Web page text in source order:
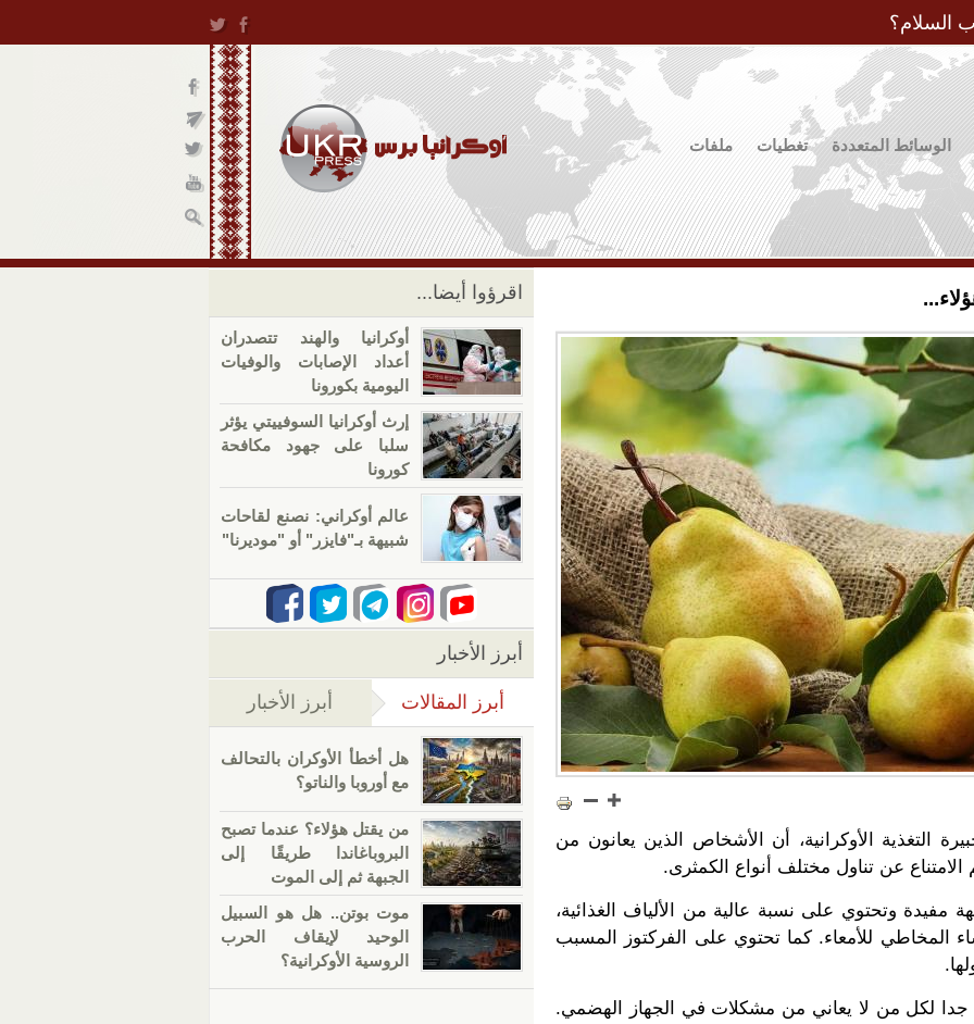
السلام؟
الوسائط المتعددة تغطيات ملفات
التغذية الأوكرانية، أن الأشخاص الذين يعانون من
عن تناول مختلف أنواع الكمثرى.
مفيدة وتحتوي على نسبة عالية من الألياف الغذائية،
المخاطي للأمعاء. كما تحتوي على الفركتوز المسبب
جدا لكل من لا يعاني من مشكلات في الجهاز الهضمي.
اقرؤوا أيضا...
أوكرانيا والهند تتصدران
أعداد الإصابات والوفيات
اليومية بكورونا
إرث أوكرانيا السوفييتي يؤثر
سلبا على جهود مكافحة
كورونا
عالم أوكراني: نصنع لقاحات
شبيهة بـ"فايزر" أو "موديرنا"
أبرز الأخبار
أبرز المقالات (علامة التبويب النشطة)
أبرز الأخبار
هل أخطأ الأوكران بالتحالف
مع أوروبا والناتو؟
من يقتل هؤلاء؟ عندما تصبح
البروباغاندا طريقًا إلى
الجبهة ثم إلى الموت
موت بوتن.. هل هو السبيل
الوحيد لإيقاف الحرب
الروسية الأوكرانية؟